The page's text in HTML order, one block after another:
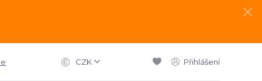
CZK Přihlášení